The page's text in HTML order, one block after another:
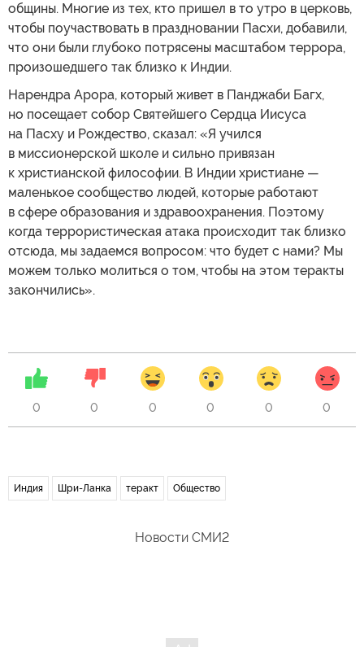
общины. Многие из тех, кто пришел в то утро в церковь,
чтобы поучаствовать в праздновании Пасхи, добавили,
что они были глубоко потрясены масштабом террора,
произошедшего так близко к Индии.
Нарендра Арора, который живет в Панджаби Багх,
но посещает собор Святейшего Сердца Иисуса
на Пасху и Рождество, сказал: «Я учился
в миссионерской школе и сильно привязан
к христианской философии. В Индии христиане —
маленькое сообщество людей, которые работают
в сфере образования и здравоохранения. Поэтому
когда террористическая атака происходит так близко
отсюда, мы задаемся вопросом: что будет с нами? Мы
можем только молиться о том, чтобы на этом теракты
закончились».
0 0 0 0 0 0
Индия Шри-Ланка теракт Общество
Новости СМИ2